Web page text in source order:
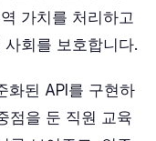
가치를 처리하고
회를 보호합니다.
화된 API를 구현하
점을 둔 직원 교육